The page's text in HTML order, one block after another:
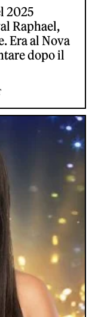
2025
Raphael,
Era al Nova
dopo il